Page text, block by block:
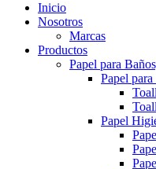
Inicio
Nosotros
Marcas
Productos
Papel para
Papel
Papel